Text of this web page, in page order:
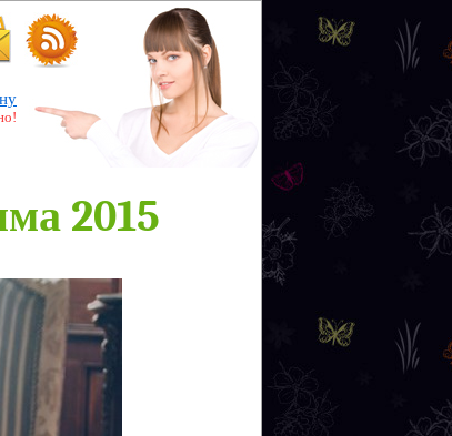
2015